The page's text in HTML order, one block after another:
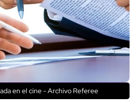
en el cine - Archivo Referee